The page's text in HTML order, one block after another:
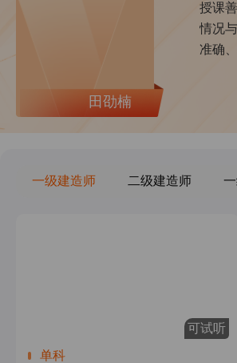
田劭楠
授课
情况
准确
一级建造师 二级建造师
可试听
单科